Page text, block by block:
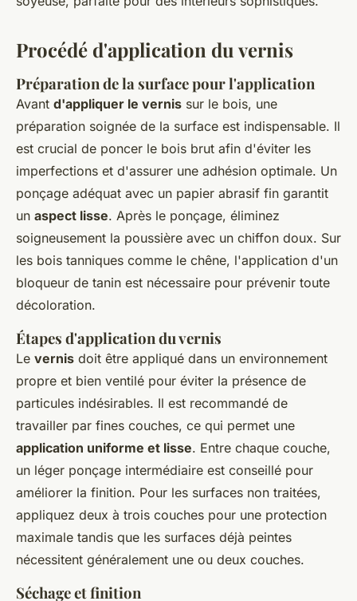
Procédé d'application du vernis
Préparation de la surface pour l'application
Avant d'appliquer le vernis sur le bois, une
préparation soignée de la surface est indispensable. Il
est crucial de poncer le bois brut afin d'éviter les
imperfections et d'assurer une adhésion optimale. Un
ponçage adéquat avec un papier abrasif fin garantit
un aspect lisse. Après le ponçage, éliminez
soigneusement la poussière avec un chiffon doux. Sur
les bois tanniques comme le chêne, l'application d'un
bloqueur de tanin est nécessaire pour prévenir toute
décoloration.
Étapes d'application du vernis
Le vernis doit être appliqué dans un environnement
propre et bien ventilé pour éviter la présence de
particules indésirables. Il est recommandé de
travailler par fines couches, ce qui permet une
application uniforme et lisse. Entre chaque couche,
un léger ponçage intermédiaire est conseillé pour
améliorer la finition. Pour les surfaces non traitées,
appliquez deux à trois couches pour une protection
maximale tandis que les surfaces déjà peintes
nécessitent généralement une ou deux couches.
Séchage et finition